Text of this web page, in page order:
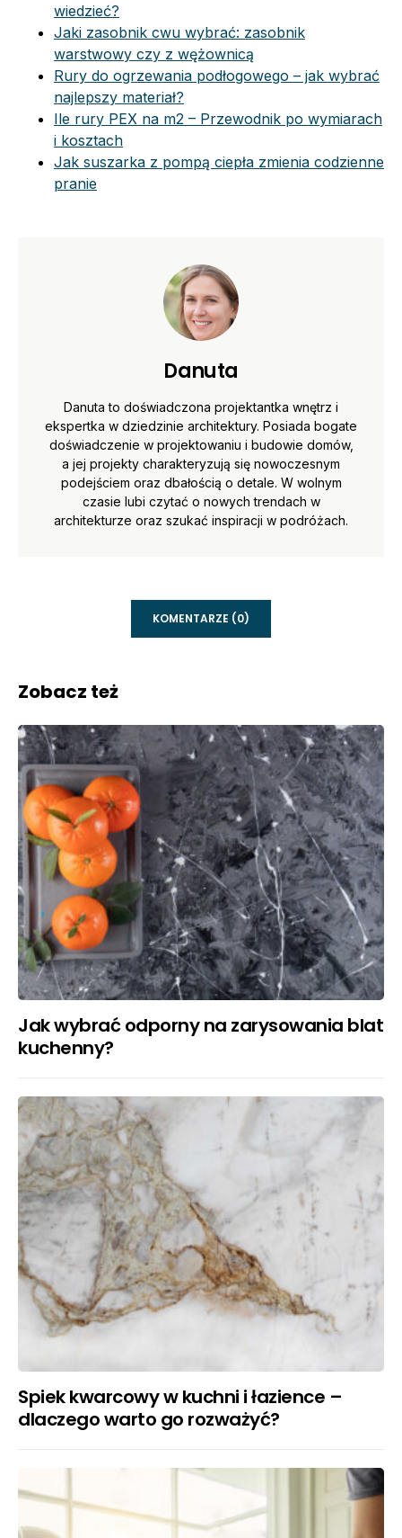
wiedzieć?
Jaki zasobnik cwu wybrać: zasobnik
warstwowy czy z wężownicą
Rury do ogrzewania podłogowego – jak wybrać
najlepszy materiał?
Ile rury PEX na m2 – Przewodnik po wymiarach
i kosztach
Jak suszarka z pompą ciepła zmienia codzienne
pranie
Danuta
Danuta to doświadczona projektantka wnętrz i
ekspertka w dziedzinie architektury. Posiada bogate
doświadczenie w projektowaniu i budowie domów,
a jej projekty charakteryzują się nowoczesnym
podejściem oraz dbałością o detale. W wolnym
czasie lubi czytać o nowych trendach w
architekturze oraz szukać inspiracji w podróżach.
KOMENTARZE (0)
Zobacz też
Jak wybrać odporny na zarysowania blat
kuchenny?
Spiek kwarcowy w kuchni i łazience –
dlaczego warto go rozważyć?